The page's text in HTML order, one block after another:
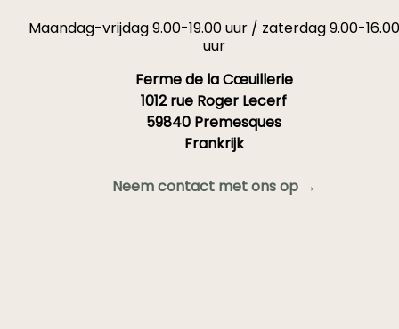
Maandag-vrijdag 9.00-19.00 uur / zaterdag 9.00-16.00
uur
Ferme de la Cœuillerie
1012 rue Roger Lecerf
59840 Premesques
Frankrijk
Neem contact met ons op →